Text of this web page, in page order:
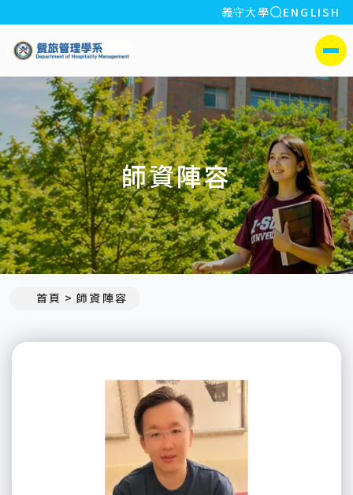
:::
義守大學 全站搜索
ENGLISH
側選單
師資陣容
首頁 師資陣容